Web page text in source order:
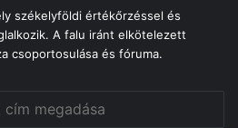
székelyföldi értékőrzéssel és
A falu iránt elkötelezett
csoportosulása és fóruma.